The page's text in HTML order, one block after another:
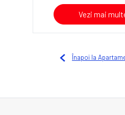
Vezi mai
Înapoi la